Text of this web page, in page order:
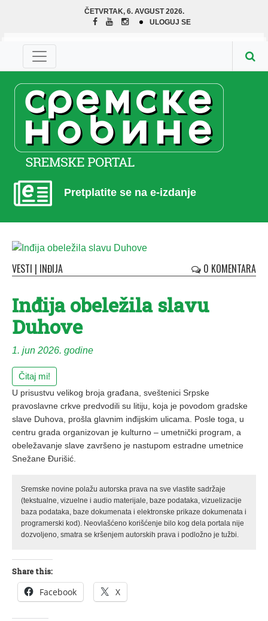
ČETVRTAK, 6. AVGUST 2026.
ULOGUJ SE
Pretplatite se na e-izdanje
VESTI | INĐIJA 0 KOMENTARA
Inđija obeležila slavu
Duhove
1. jun 2026. godine
Čitaj mi!
U prisustvu velikog broja građana, sveštenici Srpske
pravoslavne crkve predvodili su litiju, koja je povodom gradske
slave Duhova, prošla glavnim inđijskim ulicama. Posle toga, u
centru grada organizovan je kulturno – umetnički program, a
obeležavanje slave završeno je nastupom estradne umetnice
Snežane Đurišić.
Sremske novine polažu autorska prava na sve vlastite sadržaje
(tekstualne, vizuelne i audio materijale, baze podataka, vizuelizacije
baza podataka, baze dokumenata i elektronske prikaze dokumenata i
programerski kod). Neovlašćeno korišćenje bilo kog dela portala nije
dozvoljeno, smatra se kršenjem autorskih prava i podložno je tužbi.
Share this:
Facebook X